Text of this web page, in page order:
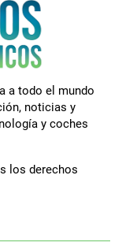
a todo el mundo
noticias y
y coches
los derechos